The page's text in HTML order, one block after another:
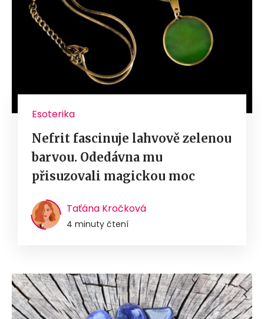
Esoterika
Nefrit fascinuje lahvově zelenou
barvou. Odedávna mu
přisuzovali magickou moc
Taťána Kročková
4 minuty čtení